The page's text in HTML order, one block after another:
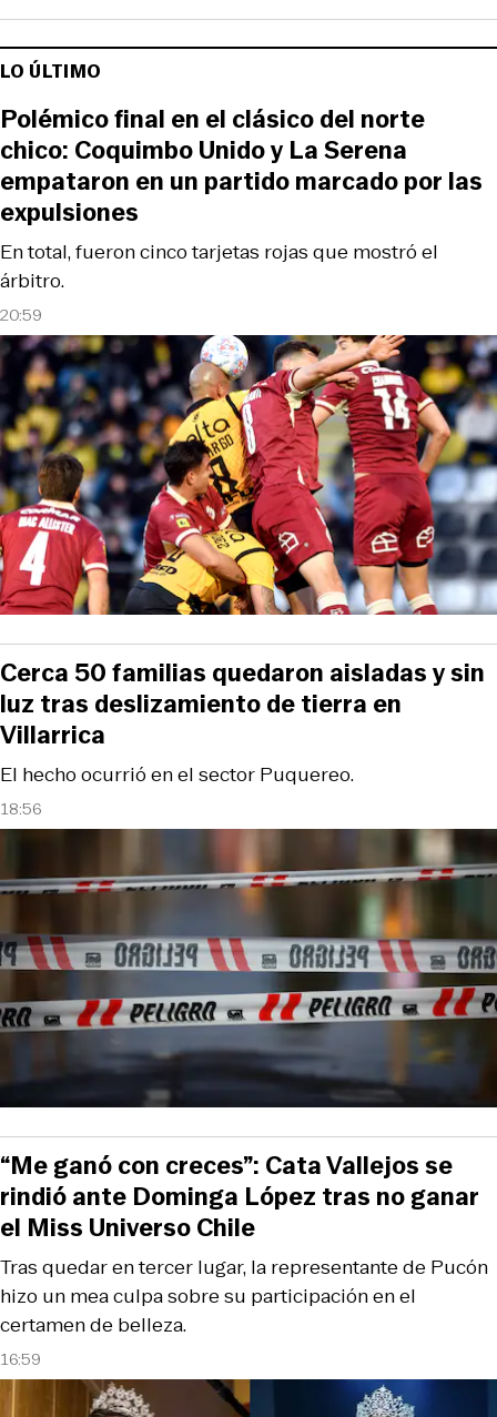
LO ÚLTIMO
20:59
En total, fueron cinco tarjetas rojas que mostró el
árbitro.
Polémico final en el clásico del norte
chico: Coquimbo Unido y La Serena
empataron en un partido marcado por las
expulsiones
18:56
El hecho ocurrió en el sector Puquereo.
Cerca 50 familias quedaron aisladas y sin
luz tras deslizamiento de tierra en
Villarrica
16:59
Tras quedar en tercer lugar, la representante de Pucón
hizo un mea culpa sobre su participación en el
certamen de belleza.
“Me ganó con creces”: Cata Vallejos se
rindió ante Dominga López tras no ganar
el Miss Universo Chile